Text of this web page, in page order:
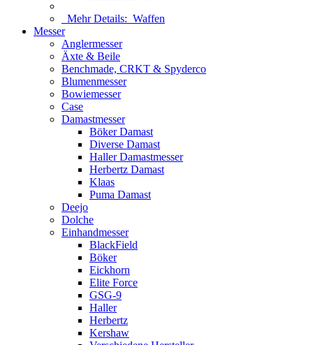
Mehr Details: Waffen
Messer
Anglermesser
Äxte & Beile
Benchmade, CRKT & Spyderco
Blumenmesser
Bowiemesser
Case
Damastmesser
Böker Damast
Diverse Damast
Haller Damastmesser
Herbertz Damast
Klaas
Puma Damast
Deejo
Dolche
Einhandmesser
BlackField
Böker
Eickhorn
Elite Force
GSG-9
Haller
Herbertz
Kershaw